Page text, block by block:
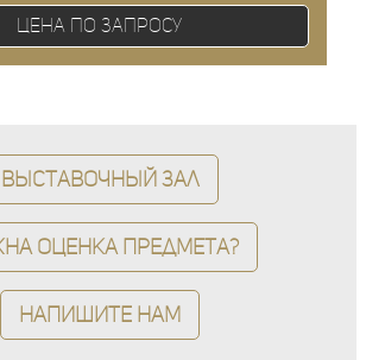
Цена по запросу
Выставочный зал
оценка предмета?
Напишите нам